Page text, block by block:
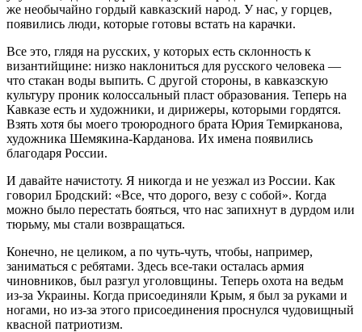
же необычайно гордый кавказский народ. У нас, у горцев,
появились люди, которые готовы встать на карачки.
Все это, глядя на русских, у которых есть склонность к
византийщине: низко наклониться для русского человека —
что стакан воды выпить. С другой стороны, в кавказскую
культуру проник колоссальный пласт образования. Теперь на
Кавказе есть и художники, и дирижеры, которыми гордятся.
Взять хотя бы моего троюродного брата Юрия Темирканова,
художника Шемякина-Карданова. Их имена появились
благодаря России.
И давайте начистоту. Я никогда и не уезжал из России. Как
говорил Бродский: «Все, что дорого, везу с собой». Когда
можно было перестать бояться, что нас запихнут в дурдом или
тюрьму, мы стали возвращаться.
Конечно, не целиком, а по чуть-чуть, чтобы, например,
заниматься с ребятами. Здесь все-таки осталась армия
чиновников, был разгул уголовщины. Теперь охота на ведьм
из-за Украины. Когда присоединяли Крым, я был за руками и
ногами, но из-за этого присоединения проснулся чудовищный
квасной патриотизм.